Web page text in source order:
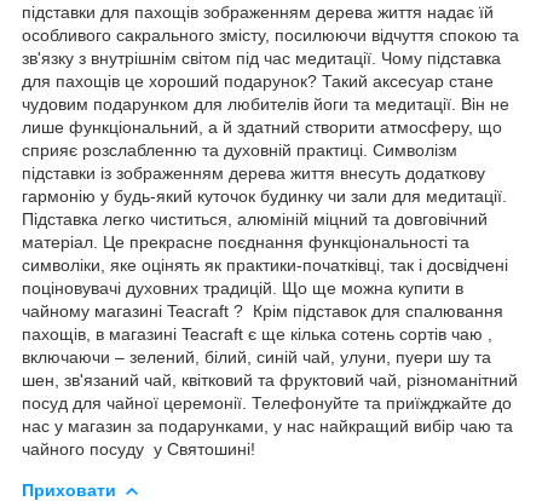
підставки для пахощів зображенням дерева життя надає їй
особливого сакрального змісту, посилюючи відчуття спокою та
зв'язку з внутрішнім світом під час медитації. Чому підставка
для пахощів це хороший подарунок? Такий аксесуар стане
чудовим подарунком для любителів йоги та медитації. Він не
лише функціональний, а й здатний створити атмосферу, що
сприяє розслабленню та духовній практиці. Символізм
підставки із зображенням дерева життя внесуть додаткову
гармонію у будь-який куточок будинку чи зали для медитації.
Підставка легко чиститься, алюміній міцний та довговічний
матеріал. Це прекрасне поєднання функціональності та
символіки, яке оцінять як практики-початківці, так і досвідчені
поціновувачі духовних традицій. Що ще можна купити в
чайному магазині Teacraft ? Крім підставок для спалювання
пахощів, в магазині Teacraft є ще кілька сотень сортів чаю ,
включаючи – зелений, білий, синій чай, улуни, пуери шу та
шен, зв'язаний чай, квітковий та фруктовий чай, різноманітний
посуд для чайної церемонії. Телефонуйте та приїжджайте до
нас у магазин за подарунками, у нас найкращий вибір чаю та
чайного посуду у Святошині!
Приховати